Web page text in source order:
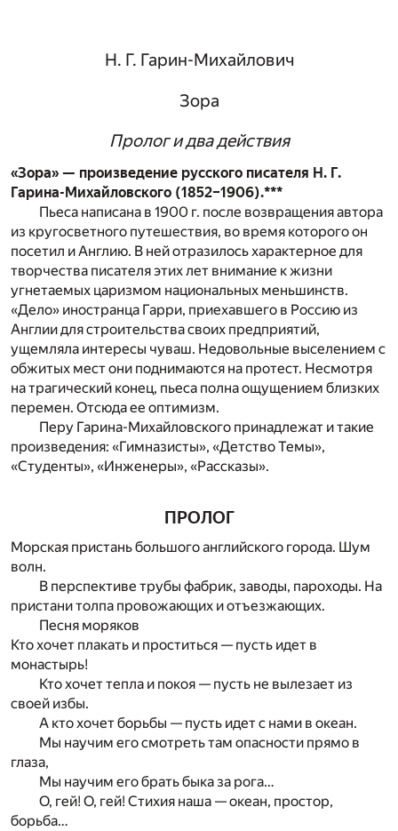
Н. Г. Гарин-Михайлович
Зора
Пролог и два действия
«Зора» — произведение русского писателя Н. Г.
Гарина-Михайловского (1852–1906).***
Пьеса написана в 1900 г. после возвращения автора
из кругосветного путешествия, во время которого он
посетил и Англию. В ней отразилось характерное для
творчества писателя этих лет внимание к жизни
угнетаемых царизмом национальных меньшинств.
«Дело» иностранца Гарри, приехавшего в Россию из
Англии для строительства своих предприятий,
ущемляла интересы чуваш. Недовольные выселением с
обжитых мест они поднимаются на протест. Несмотря
на трагический конец, пьеса полна ощущением близких
перемен. Отсюда ее оптимизм.
Перу Гарина-Михайловского принадлежат и такие
произведения: «Гимназисты», «Детство Темы»,
«Студенты», «Инженеры», «Рассказы».
ПРОЛОГ
Морская пристань большого английского города. Шум
волн.
В перспективе трубы фабрик, заводы, пароходы. На
пристани толпа провожающих и отъезжающих.
Песня моряков
Кто хочет плакать и проститься — пусть идет в
монастырь!
Кто хочет тепла и покоя — пусть не вылезает из
своей избы.
А кто хочет борьбы — пусть идет с нами в океан.
Мы научим его смотреть там опасности прямо в
глаза,
Мы научим его брать быка за рога…
О, гей! О, гей! Стихия наша — океан, простор,
борьба…